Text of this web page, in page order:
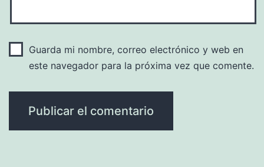
Guarda mi nombre, correo electrónico y web en
este navegador para la próxima vez que comente.